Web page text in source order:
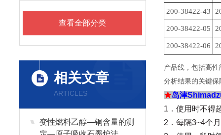
查看全部分类
相关文章
ARTICLES
变性燃料乙醇—铜含量的测
200-38422-43
200-38422-05
200-38422-06
产品线，包括高
分析结果的关键保
★岛津
1 ．使用时不
2 ．每隔3~4个